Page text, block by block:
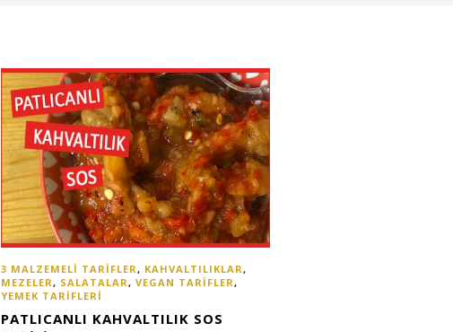
3 MALZEMELI TARIFLER, KAHVALTILIKLAR,
MEZELER, SALATALAR, VEGAN TARIFLER,
YEMEK TARIFLERI
PATLICANLI KAHVALTILIK SOS